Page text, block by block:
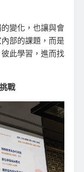
變化，也讓與會
部的課題，而是
此學習，進而找
戰